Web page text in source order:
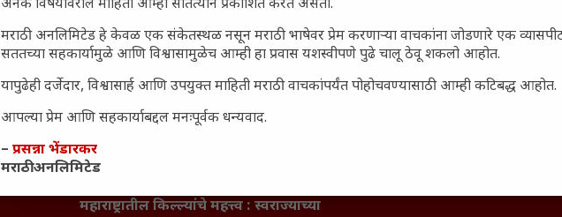
सामान्य आजारांवर गावठी उपाय – घरच्या
घरी मिळवा प्राथमिक आराम
आजच्या युगातील तरुण पिढी कुठे हरवली?
महाराष्ट्रातील किल्ल्यांचे महत्त्व : स्वराज्याच्या
अनेक विषयांवरील माहिती आम्ही सातत्याने प्रकाशित करत असतो.
मराठी अनलिमिटेड हे केवळ एक संकेतस्थळ नसून मराठी भाषेवर प्रेम करणाऱ्या वाचकांना जोडणारे एक
सततच्या सहकार्यामुळे आणि विश्वासामुळेच आम्ही हा प्रवास यशस्वीपणे पुढे चालू ठेवू शकलो आहोत.
यापुढेही दर्जेदार, विश्वासार्ह आणि उपयुक्त माहिती मराठी वाचकांपर्यंत पोहोचवण्यासाठी आम्ही कटिबद्ध आहोत.
आपल्या प्रेम आणि सहकार्याबद्दल मनःपूर्वक धन्यवाद.
– प्रसन्ना भेंडारकर
मराठी अनलिमिटेड